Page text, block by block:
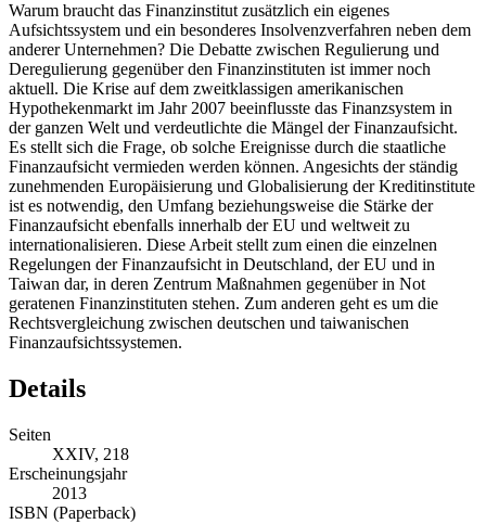
Warum braucht das Finanzinstitut zusätzlich ein eigenes
Aufsichtssystem und ein besonderes Insolvenzverfahren neben dem
anderer Unternehmen? Die Debatte zwischen Regulierung und
Deregulierung gegenüber den Finanzinstituten ist immer noch
aktuell. Die Krise auf dem zweitklassigen amerikanischen
Hypothekenmarkt im Jahr 2007 beeinflusste das Finanzsystem in
der ganzen Welt und verdeutlichte die Mängel der Finanzaufsicht.
Es stellt sich die Frage, ob solche Ereignisse durch die staatliche
Finanzaufsicht vermieden werden können. Angesichts der ständig
zunehmenden Europäisierung und Globalisierung der Kreditinstitute
ist es notwendig, den Umfang beziehungsweise die Stärke der
Finanzaufsicht ebenfalls innerhalb der EU und weltweit zu
internationalisieren. Diese Arbeit stellt zum einen die einzelnen
Regelungen der Finanzaufsicht in Deutschland, der EU und in
Taiwan dar, in deren Zentrum Maßnahmen gegenüber in Not
geratenen Finanzinstituten stehen. Zum anderen geht es um die
Rechtsvergleichung zwischen deutschen und taiwanischen
Finanzaufsichtssystemen.
Details
Seiten
XXIV, 218
Erscheinungsjahr
2013
ISBN (Paperback)